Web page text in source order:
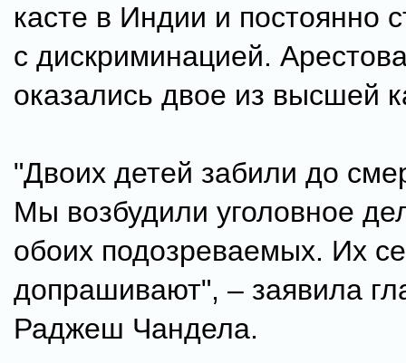
касте в Индии и постоянно
с дискриминацией.
оказались двое из высшей
"Двоих детей забили до
Мы возбудили уголовное
обоих подозреваемых. Их
допрашивают", – заявила
Раджеш Чандела.